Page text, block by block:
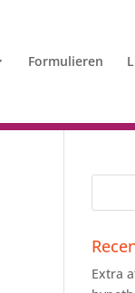
Formulieren
Extra